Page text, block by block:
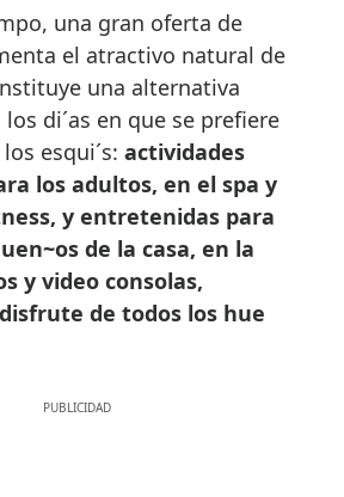
una gran oferta de
el atractivo natural de
una alternativa
di´as en que se prefiere
esqui´s: actividades
los adultos, en el spa y
y entretenidas para
de la casa, en la
y video consolas,
de todos los hue